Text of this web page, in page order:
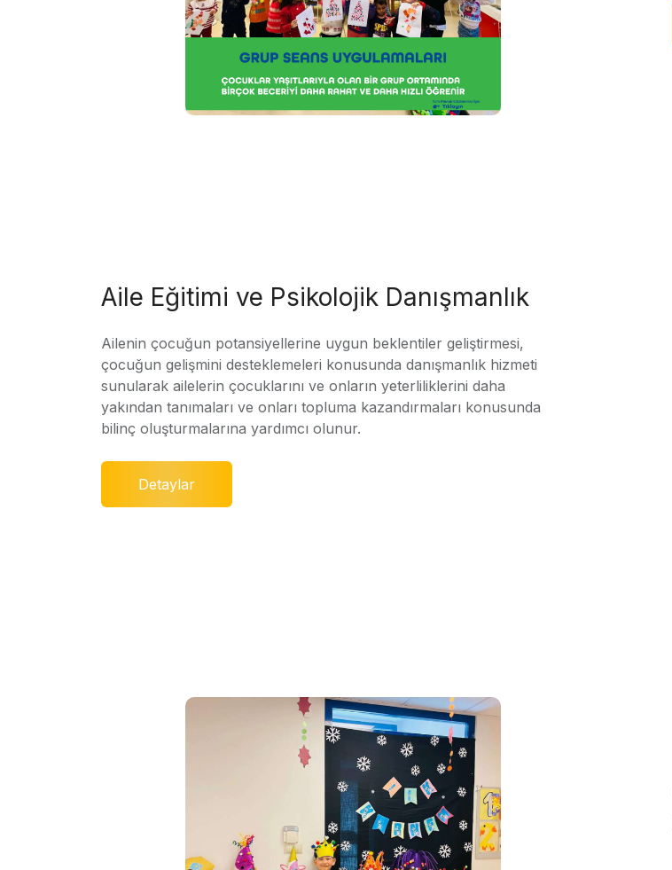
Aile Eğitimi ve Psikolojik Danışmanlık
Ailenin çocuğun potansiyellerine uygun beklentiler geliştirmesi,
çocuğun gelişmini desteklemeleri konusunda danışmanlık hizmeti
sunularak ailelerin çocuklarını ve onların yeterliliklerini daha
yakından tanımaları ve onları topluma kazandırmaları konusunda
bilinç oluşturmalarına yardımcı olunur.
Detaylar